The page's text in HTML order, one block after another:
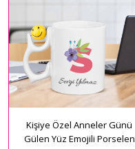
Kişiye Özel Anneler Günü
Gülen Yüz Emojili Porselen